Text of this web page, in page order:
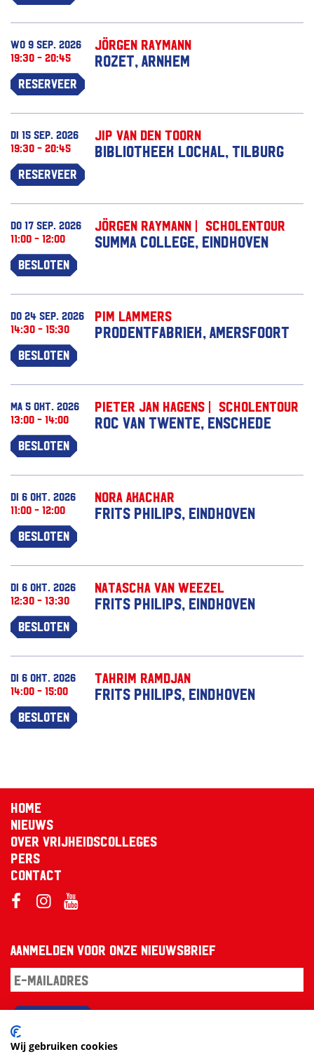
Jörgen Raymann
Rozet, Arnhem
wo 9 sep. 2026
19:30 - 20:45
Reserveer
Jip van den Toorn
Bibliotheek Lochal, Tilburg
di 15 sep. 2026
19:30 - 20:45
Reserveer
Jörgen Raymann | Scholentour
Summa College, Eindhoven
do 17 sep. 2026
11:00 - 12:00
Besloten
Pim Lammers
Prodentfabriek, Amersfoort
do 24 sep. 2026
14:30 - 15:30
Besloten
Pieter Jan Hagens | Scholentour
ROC van Twente, Enschede
ma 5 okt. 2026
13:00 - 14:00
Besloten
Nora Akachar
Frits Philips, Eindhoven
di 6 okt. 2026
11:00 - 12:00
Besloten
Natascha van Weezel
Frits Philips, Eindhoven
di 6 okt. 2026
12:30 - 13:30
Besloten
Tahrim Ramdjan
Frits Philips, Eindhoven
di 6 okt. 2026
14:00 - 15:00
Besloten
Home
Nieuws
Over Vrijheidscolleges
Pers
Contact
Aanmelden voor onze nieuwsbrief
Wij gebruiken cookies